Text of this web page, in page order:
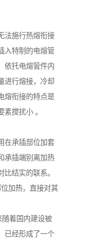
法施行热熔衔接
入特制的电熔管
依托电熔管件内
进行熔接，冷却
熔衔接的特点是
搅扰小 。
在承插部位加套
承插端别离加热
结实的联系。
加热，直接对其
着国内建设被
已经形成了一个